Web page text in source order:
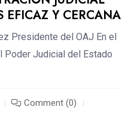
EFICAZ Y CERCANA
Presidente del OAJ En el
Poder Judicial del Estado
Comment (0)